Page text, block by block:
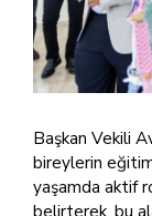
Başkan Vekili
bireylerin
yaşamda aktif
belirterek, bu